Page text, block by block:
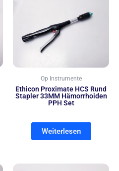
Op Instrumente
Ethicon Proximate HCS Rund
Stapler 33MM Hämorrhoiden
PPH Set
Weiterlesen